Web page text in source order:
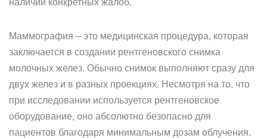
наличии конкретных жалоб.
Маммография – это медицинская процедура, которая
заключается в создании рентгеновского снимка
молочных желез. Обычно снимок выполняют сразу для
двух желез и в разных проекциях. Несмотря на то, что
при исследовании используется рентгеновское
оборудование, оно абсолютно безопасно для
пациентов благодаря минимальным дозам облучения.